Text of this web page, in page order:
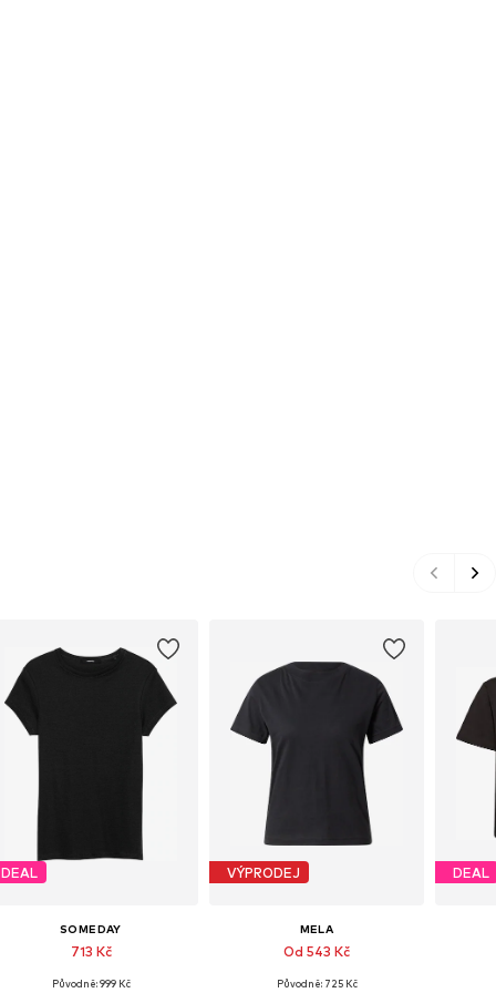
DEAL
SOMEDAY
713 Kč
Původně: 999 Kč
VÝPRODEJ
MELA
Od 543 Kč
Původně: 725 Kč
DEAL